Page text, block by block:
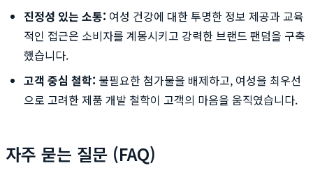
진정성 있는 소통: 여성 건강에 대한 투명한 정보 제공과 교육
적인 접근은 소비자를 계몽시키고 강력한 브랜드 팬덤을 구축
했습니다.
고객 중심 철학: 불필요한 첨가물을 배제하고, 여성을 최우선
으로 고려한 제품 개발 철학이 고객의 마음을 움직였습니다.
자주 묻는 질문 (FAQ)